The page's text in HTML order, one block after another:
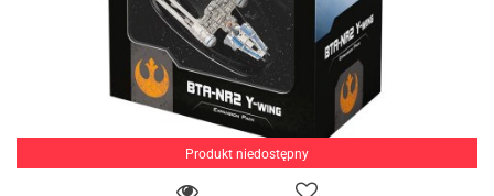
Produkt niedostępny